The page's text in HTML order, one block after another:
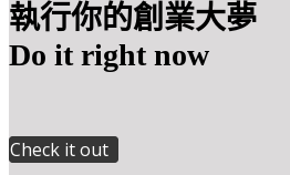
執行你的創業大夢
Do it right now
Check it out